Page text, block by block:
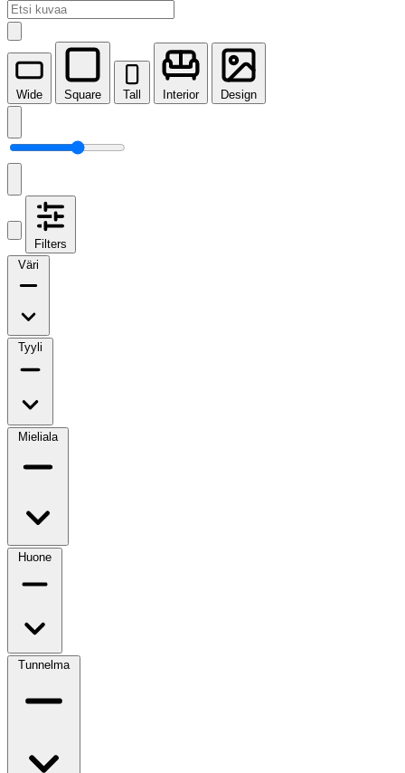
Wide Square Tall Interior Design
Filters
Väri
Tyyli
Mieliala
Huone
Tunnelma